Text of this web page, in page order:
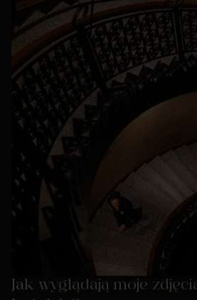
Jak wyglądają moje